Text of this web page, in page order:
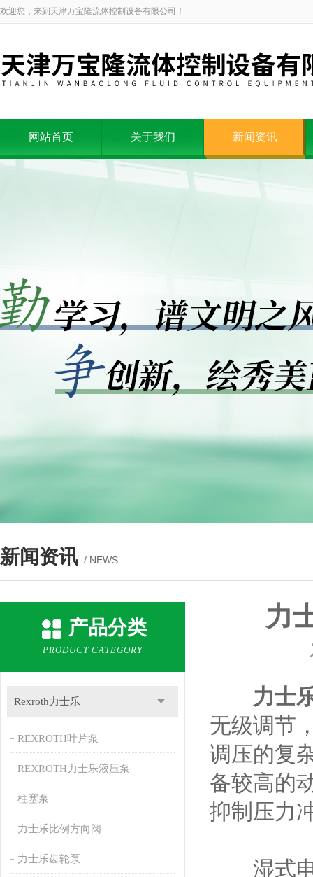
欢迎您，来到天津万宝隆流体控制设备有限公司！
网站首页 关于我们 新闻资讯
新闻资讯 / NEWS
产品分类
PRODUCT CATEGORY
Rexroth力士乐
REXROTH叶片泵
REXROTH力士乐液压泵
柱塞泵
力士乐比例方向阀
力士乐齿轮泵
力
力士
无级调节
调压的复
备较高的
抑制压力
湿式电